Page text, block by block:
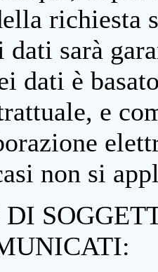
richiesta
sarà
dati è
e
non si
DI